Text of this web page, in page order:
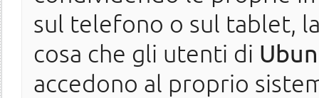
sul telefono o sul tablet,
cosa che gli utenti di
accedono al proprio